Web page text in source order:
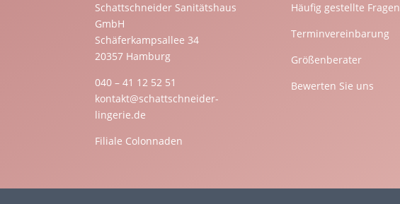
Schattschneider Sanitätshaus
GmbH
Schäferkampsallee 34
20357 Hamburg
040 – 41 12 52 51
kontakt@schattschneider-
lingerie.de
Filiale Colonnaden
Häufig gestellte Fragen
Terminvereinbarung
Größenberater
Bewerten Sie uns